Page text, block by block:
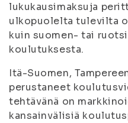
lukukausimaksuja
ulkopuolelta tulevilta
kuin suomen- tai
koulutuksesta.
Itä-Suomen,
perustaneet
tehtävänä on
kansainvälisiä